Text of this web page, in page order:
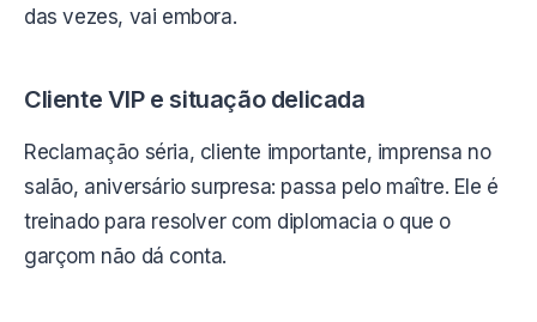
das vezes, vai embora.
Cliente VIP e situação delicada
Reclamação séria, cliente importante, imprensa no
salão, aniversário surpresa: passa pelo maître. Ele é
treinado para resolver com diplomacia o que o
garçom não dá conta.